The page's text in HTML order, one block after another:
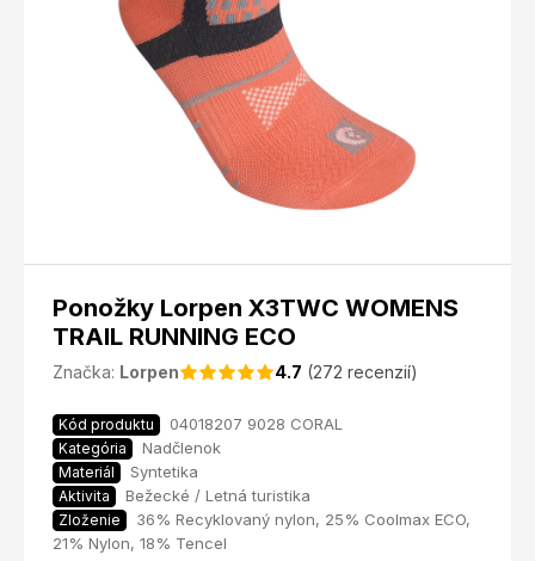
Ponožky Lorpen X3TWC WOMENS
TRAIL RUNNING ECO
Značka: Lorpen 4.7 (272 recenzií)
Kód produktu 04018207 9028 CORAL
Kategória Nadčlenok
Materiál Syntetika
Aktivita Bežecké / Letná turistika
Zloženie
36% Recyklovaný nylon, 25% Coolmax ECO,
21% Nylon, 18% Tencel